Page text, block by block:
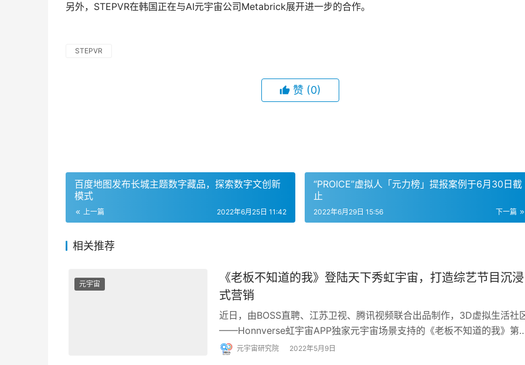
另外，STEPVR在韩国正在与AI元宇宙公司Metabrick展开进一步的合作。
STEPVR
赞 (0)
百度地图发布长城主题数字藏品，探索数字文创新
模式
上一篇 2022年6月25日 11:42
“PROICE”虚拟人「元力榜」提报案例于6月30日截
止
下一篇
2022年6月29日 15:56
相关推荐
元宇宙
《老板不知道的我》登陆天下秀虹宇宙，打造综艺节目沉浸
式营销
近日，由BOSS直聘、江苏卫视、腾讯视频联合出品制作，3D虚拟生活社
——Honnverse虹宇宙APP独家元宇宙场景支持的《老板不知道的我》第
季全面升级。 节目老板邀请到了张晓…
元宇宙研究院 2022年5月9日